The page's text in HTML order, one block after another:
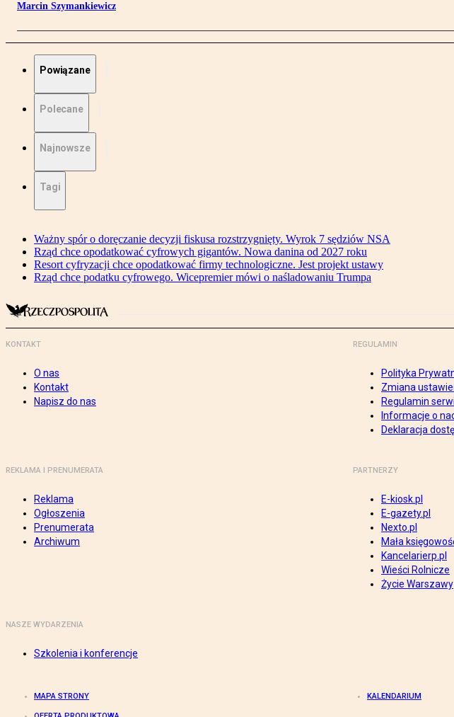
Marcin Szymankiewicz
Powiązane
Polecane
Najnowsze
Tagi
Ważny spór o doręczanie decyzji fiskusa rozstrzygnięty. Wyrok 7 sędziów NSA
Rząd chce opodatkować cyfrowych gigantów. Nowa danina od 2027 roku
Resort cyfryzacji chce opodatkować firmy technologiczne. Jest projekt ustawy
Rząd chce podatku cyfrowego. Wicepremier mówi o naśladowaniu Trumpa
KONTAKT
O nas
Kontakt
Napisz do nas
REGULAMIN
Polityka
Zmiana
Regulamin
Informacje o
Deklaracja
REKLAMA I PRENUMERATA
Reklama
Ogłoszenia
Prenumerata
Archiwum
PARTNERZY
E-kiosk.pl
E-gazety.pl
Nexto.pl
Mała
Kancelarierp.pl
Wieści Rolnicze
Życie Warszawy
NASZE WYDARZENIA
Szkolenia i konferencje
MAPA STRONY KALENDARIUM